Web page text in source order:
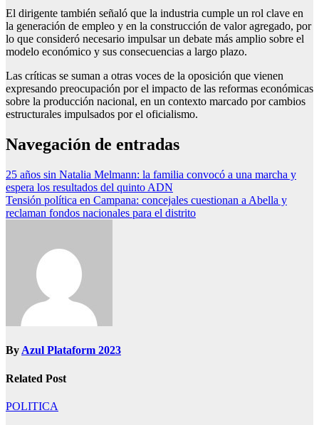
El dirigente también señaló que la industria cumple un rol clave en
la generación de empleo y en la construcción de valor agregado, por
lo que consideró necesario impulsar un debate más amplio sobre el
modelo económico y sus consecuencias a largo plazo.
Las críticas se suman a otras voces de la oposición que vienen
expresando preocupación por el impacto de las reformas económicas
sobre la producción nacional, en un contexto marcado por cambios
estructurales impulsados por el oficialismo.
Navegación de entradas
25 años sin Natalia Melmann: la familia convocó a una marcha y
espera los resultados del quinto ADN
Tensión política en Campana: concejales cuestionan a Abella y
reclaman fondos nacionales para el distrito
ByAzul Plataform 2023
Related Post
POLITICA